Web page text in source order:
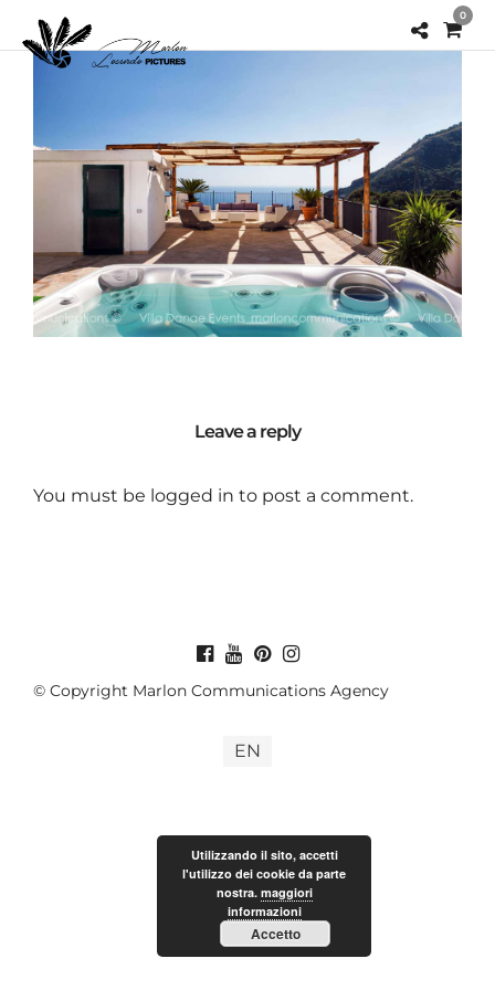
0
Leave a reply
You must be logged in to post a comment.
© Copyright Marlon Communications Agency
EN
Utilizzando il sito, accetti
l'utilizzo dei cookie da parte
nostra. maggiori
informazioni
Accetto